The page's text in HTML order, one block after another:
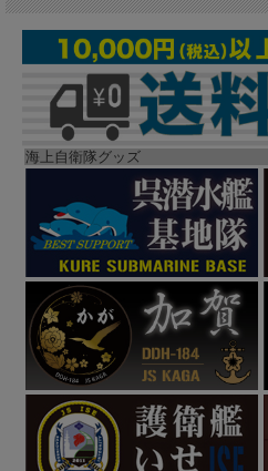
海上自衛隊グッズ